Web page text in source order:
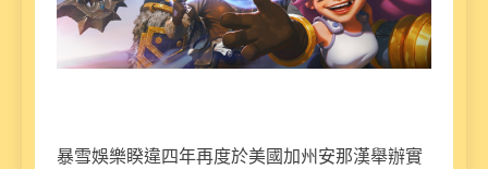
暴雪娛樂睽違四年再度於美國加州安那漢舉辦實